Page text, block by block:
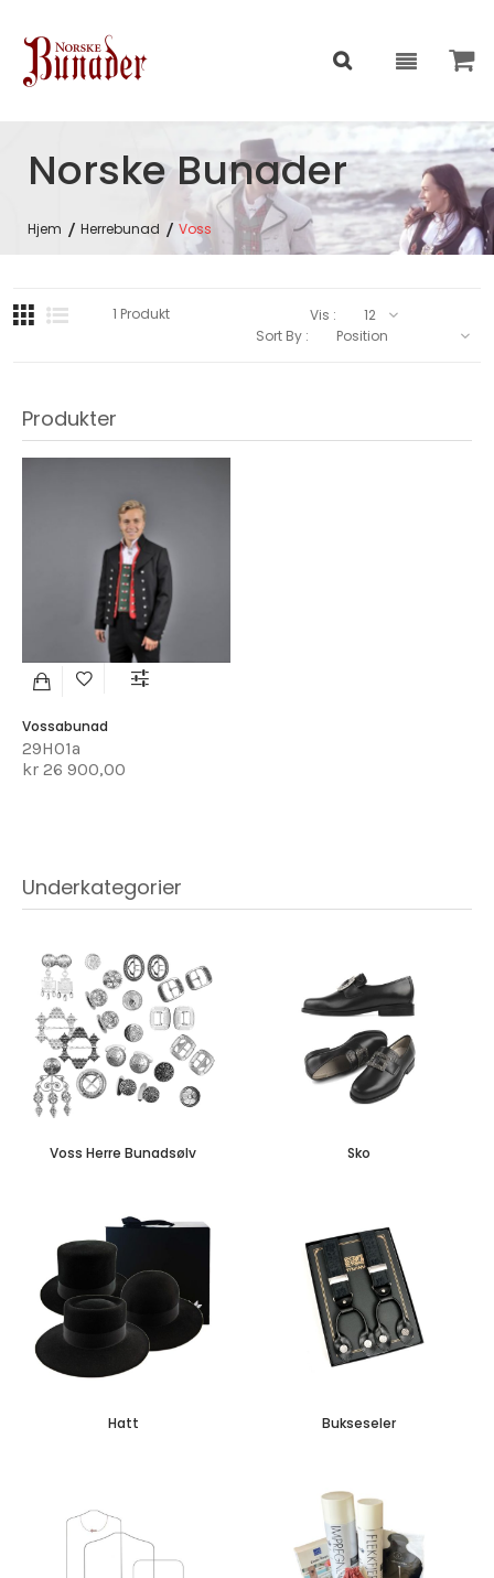
Norske Bunader
Hjem Herrebunad Voss
Produkter
Vossabunad
29H01a
kr 26 900,00
Underkategorier
Voss Herre Bunadsølv Sko
Hatt Bukseseler
1 Produkt
Vis :
Sort By :